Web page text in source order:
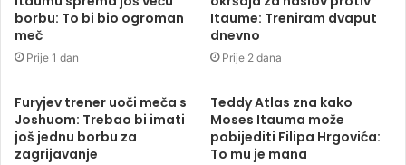
borbu: To bi bio ogroman
meč
Prije 1 dan
Itaume: Treniram dvaput
dnevno
Prije 2 dana
Furyjev trener uoči meča s
Joshuom: Trebao bi imati
još jednu borbu za
zagrijavanje
Teddy Atlas zna kako
Moses Itauma može
pobijediti Filipa Hrgovića:
To mu je mana